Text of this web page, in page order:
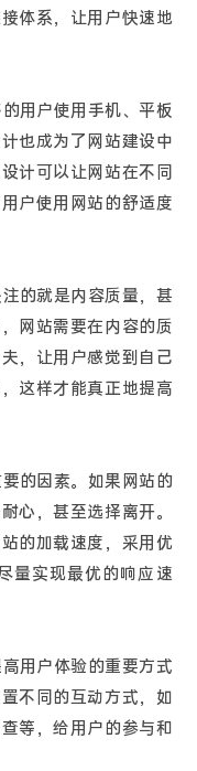
体系，让用户快速地
用户使用手机、平板
也成为了网站建设中
计可以让网站在不同
户使用网站的舒适度
的就是内容质量，甚
网站需要在内容的质
，让用户感觉到自己
这样才能真正地提高
的因素。如果网站的
心，甚至选择离开。
的加载速度，采用优
量实现最优的响应速
用户体验的重要方式
不同的互动方式，如
等，给用户的参与和